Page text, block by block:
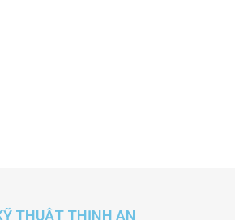
THUẬT THỊNH AN